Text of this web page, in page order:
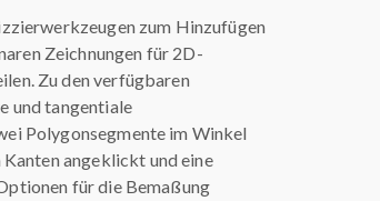
zum Hinzufügen
Zeichnungen für 2D-
Zu den verfügbaren
und tangentiale
Polygonsegmente im Winkel
angeklickt und eine
für die Bemaßung